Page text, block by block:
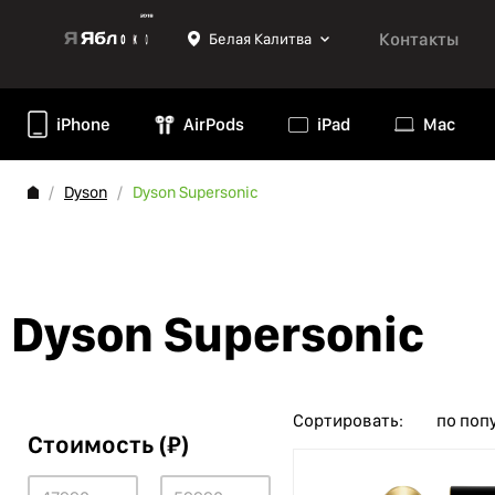
Белая Калитва Контакты
iPhone AirPods iPad Mac
Dyson Dyson Supersonic
Dyson Supersonic
Стоимость (₽)
Сортировать: по